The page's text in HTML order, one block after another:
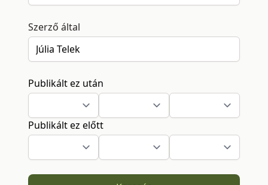
Szerző által
Publikált ez után
Publikált ez előtt